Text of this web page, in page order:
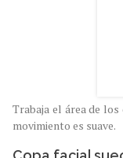
Trabaja el área de
movimiento es suave.